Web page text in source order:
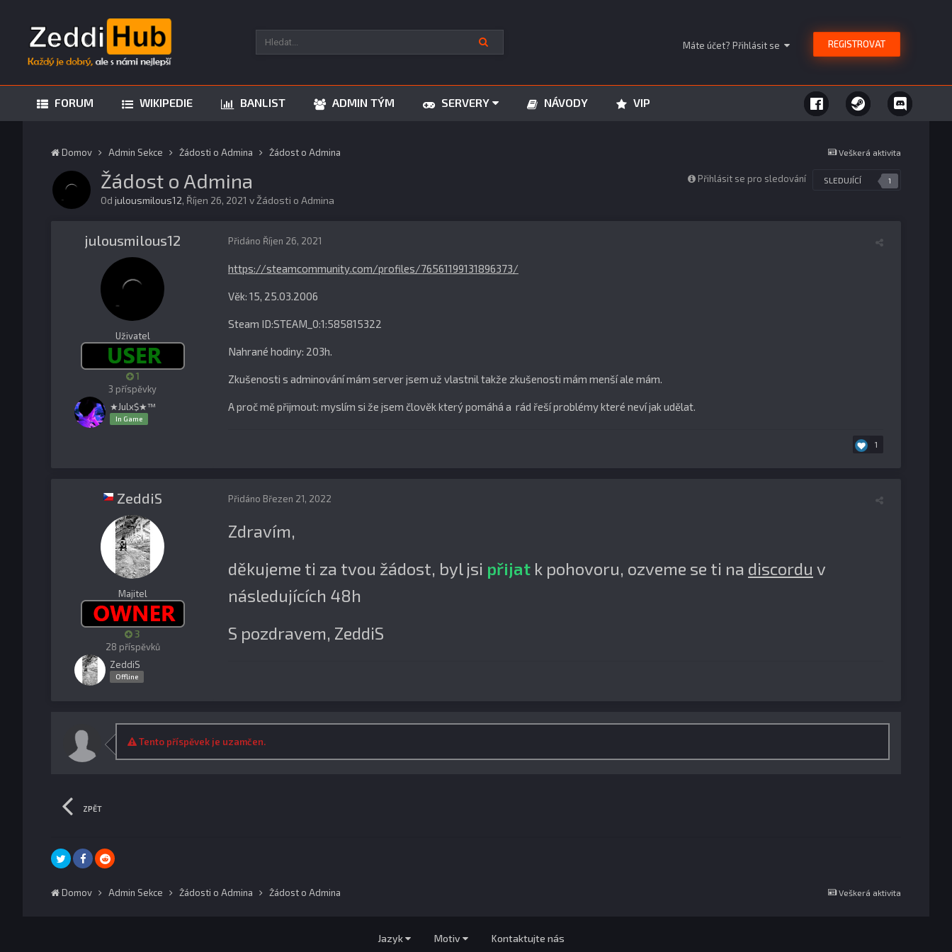
Máte účet? Přihlásit se REGISTROVAT
FORUM WIKIPEDIE BANLIST ADMIN TÝM SERVERY NÁVODY VIP
Veškerá aktivita
Domov Admin Sekce Žádosti o Admina Žádost o Admina
Přihlásit se pro sledování SLEDUJÍCÍ 1
Žádost o Admina
Od julousmilous12, Říjen 26, 2021 v Žádosti o Admina
julousmilous12
Uživatel
1
3 příspěvky
★Julx$★™
In Game
Přidáno Říjen 26, 2021
https://steamcommunity.com/profiles/76561199131896373/
Věk: 15, 25.03.2006
Steam ID:STEAM_0:1:585815322
Nahrané hodiny: 203h.
Zkušenosti s adminování mám server jsem už vlastnil takže zkušenosti mám menší ale mám.
A proč mě přijmout: myslím si že jsem člověk který pomáhá a rád řeší problémy které neví jak udělat.
1
ZeddiS
Majitel
3
28 příspěvků
ZeddiS
Offline
Přidáno Březen 21, 2022
Zdravím,
děkujeme ti za tvou žádost, byl jsi přijat k pohovoru, ozveme se ti na discordu v
následujících 48h
S pozdravem, ZeddiS
Tento příspěvek je uzamčen.
ZPĚT
Veškerá aktivita
Domov Admin Sekce Žádosti o Admina Žádost o Admina
Jazyk Motiv Kontaktujte nás